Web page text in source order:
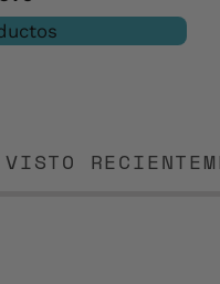
VISTO